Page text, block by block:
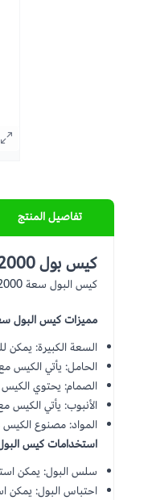
تفاصيل المنتج
كيس بول 2000 مل مع حامل:
كيس البول سعة 2000 مل مع حامل هو جهاز طبي يستخدم لجمع وتخزين البول. وهو مصمم للاستخدام من قبل الأشخاص الذين يعانون من سلس البول أو الذين يحتاجون إلى تصريف البول من المثانة لفترة طويلة من الزمن.
مميزات كيس البول سعة 2000 مل مع
السعة الكبيرة: يمكن للكيس أن يحمل ما يصل إلى
الحامل: يأتي الكيس
الصمام: يحتوي
الأنبوب: يأتي
المواد: مصنوع الكيس
استخدامات كيس البول سعة 2000
سلس البول: يمكن
احتباس البول: يمكن